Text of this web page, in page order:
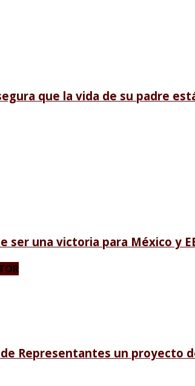
que la vida de su padre
ser una victoria para México y
Representantes un proyecto